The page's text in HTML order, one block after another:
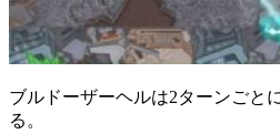
ブルドーザーヘルは2ターンごと
る。